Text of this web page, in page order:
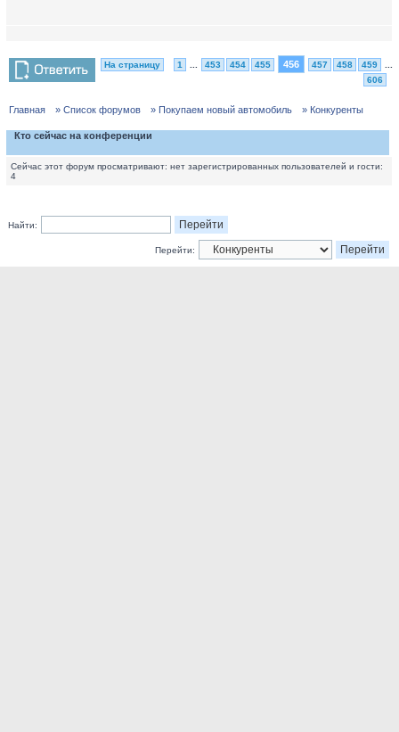
На страницу 1 453 454 455 456 457 458 459
606
Главная » Список форумов » Покупаем новый автомобиль » Конкуренты
Кто сейчас на конференции
Сейчас этот форум просматривают: нет зарегистрированных пользователей и гости:
4
Найти:
Перейти: